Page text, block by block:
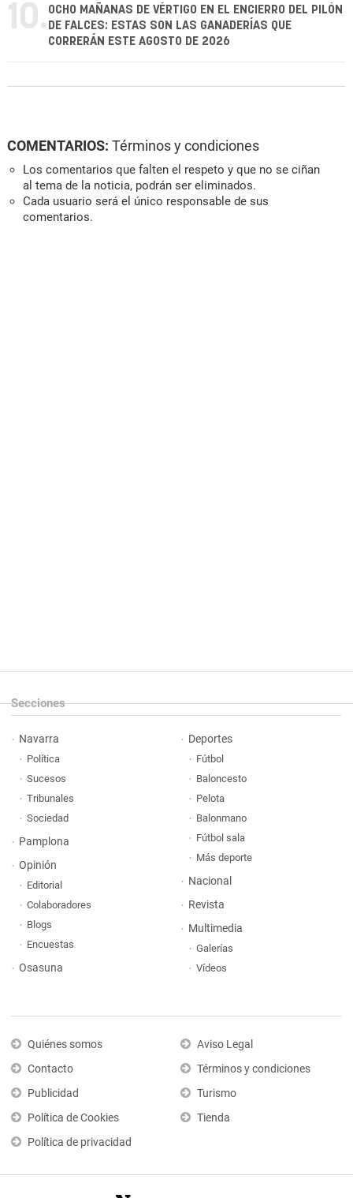
10. OCHO MAÑANAS DE VÉRTIGO EN EL ENCIERRO DEL PILÓN
DE FALCES: ESTAS SON LAS GANADERÍAS QUE
CORRERÁN ESTE AGOSTO DE 2026
COMENTARIOS: Términos y condiciones
Los comentarios que falten el respeto y que no se ciñan
al tema de la noticia, podrán ser eliminados.
Cada usuario será el único responsable de sus
comentarios.
Secciones
Navarra
Política
Sucesos
Tribunales
Sociedad
Pamplona
Opinión
Editorial
Colaboradores
Blogs
Encuestas
Osasuna
Deportes
Fútbol
Baloncesto
Pelota
Balonmano
Fútbol sala
Más deporte
Nacional
Revista
Multimedia
Galerías
Vídeos
Quiénes somos
Contacto
Publicidad
Política de Cookies
Política de privacidad
Aviso Legal
Términos y condiciones
Turismo
Tienda